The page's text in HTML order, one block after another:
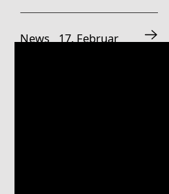
News 17. Februar